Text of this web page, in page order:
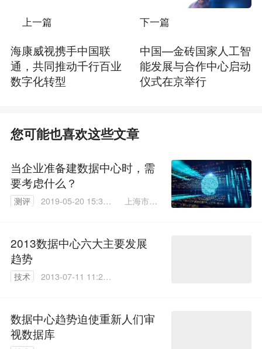
上一篇
海康威视携手中国联
通，共同推动千行百业
数字化转型
下一篇
中国—金砖国家人工智
能发展与合作中心启动
仪式在京举行
您可能也喜欢这些文章
当企业准备建数据中心时，需
要考虑什么？
测评
2019-05-20 15:31:
上海市爱
2013数据中心六大主要发展
趋势
技术
2013-07-11 11:27:
数据中心趋势迫使重新人们审
视数据库